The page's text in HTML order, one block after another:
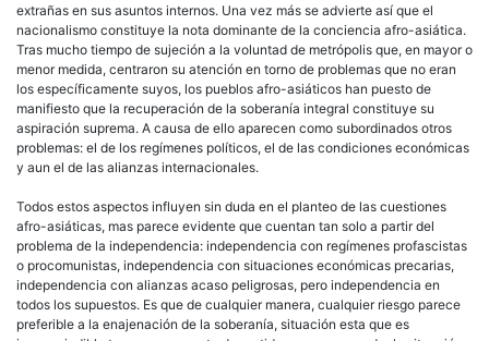
extrañas en sus asuntos internos. Una vez más se advierte así que el
nacionalismo constituye la nota dominante de la conciencia afro-asiática.
Tras mucho tiempo de sujeción a la voluntad de metrópolis que, en mayor o
menor medida, centraron su atención en torno de problemas que no eran
los específicamente suyos, los pueblos afro-asiáticos han puesto de
manifiesto que la recuperación de la soberanía integral constituye su
aspiración suprema. A causa de ello aparecen como subordinados otros
problemas: el de los regímenes políticos, el de las condiciones económicas
y aun el de las alianzas internacionales.
Todos estos aspectos influyen sin duda en el planteo de las cuestiones
afro-asiáticas, mas parece evidente que cuentan tan solo a partir del
problema de la independencia: independencia con regímenes profascistas
o procomunistas, independencia con situaciones económicas precarias,
independencia con alianzas acaso peligrosas, pero independencia en
todos los supuestos. Es que de cualquier manera, cualquier riesgo parece
preferible a la enajenación de la soberanía, situación esta que es